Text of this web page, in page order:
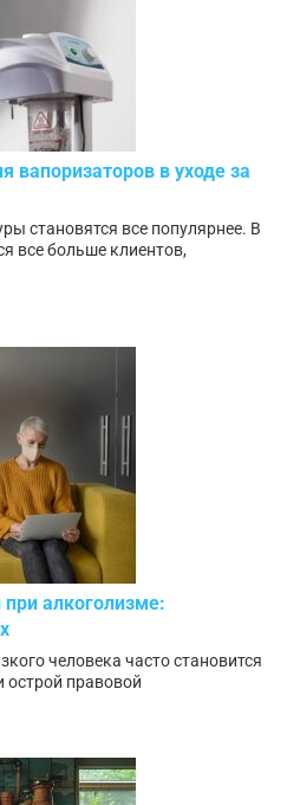
вапоризаторов в уходе за
становятся все популярнее. В
все больше клиентов,
алкоголизме:
человека часто становится
острой правовой